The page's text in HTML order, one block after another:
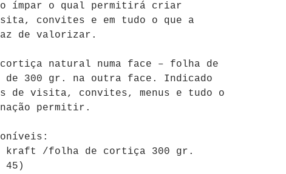
ímpar o qual permitirá criar
convites e em tudo o que a
de valorizar.
natural numa face – folha de
300 gr. na outra face. Indicado
de visita, convites, menus e tudo o
permitir.
kraft /folha de cortiça 300 gr.
45)